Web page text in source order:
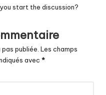
start the discussion?
publiée. Les champs
avec *